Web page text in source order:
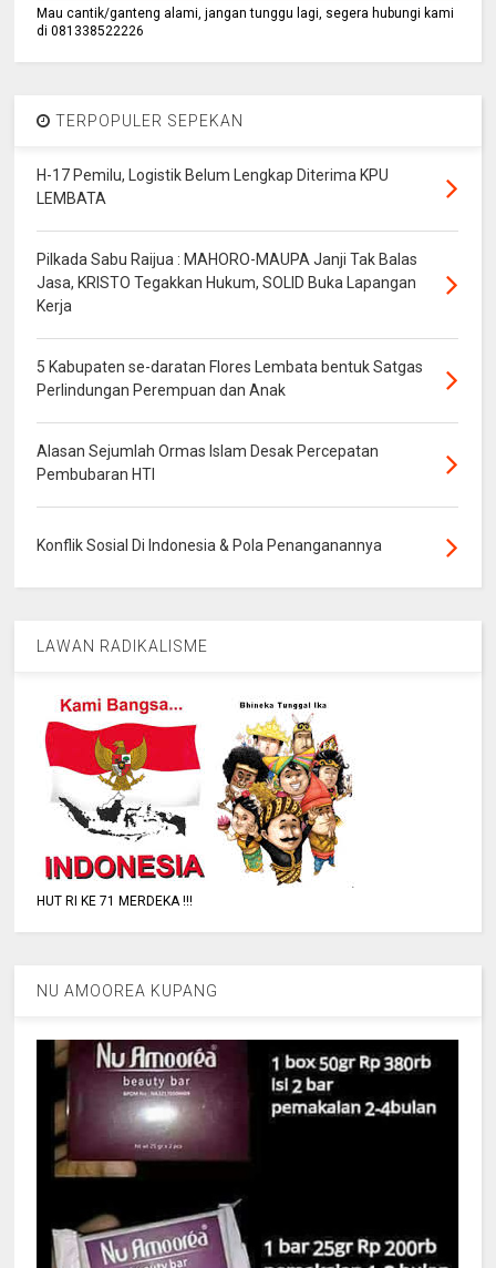
Mau cantik/ganteng alami, jangan tunggu lagi, segera hubungi kami
di 081338522226
TERPOPULER SEPEKAN
H-17 Pemilu, Logistik Belum Lengkap Diterima KPU
LEMBATA
Pilkada Sabu Raijua : MAHORO-MAUPA Janji Tak Balas
Jasa, KRISTO Tegakkan Hukum, SOLID Buka Lapangan
Kerja
5 Kabupaten se-daratan Flores Lembata bentuk Satgas
Perlindungan Perempuan dan Anak
Alasan Sejumlah Ormas Islam Desak Percepatan
Pembubaran HTI
Konflik Sosial Di Indonesia & Pola Penanganannya
LAWAN RADIKALISME
HUT RI KE 71 MERDEKA !!!
NU AMOOREA KUPANG